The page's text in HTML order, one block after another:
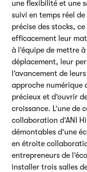
une flexibilité et une
suivi en temps réel
précise des stocks,
efficacement leur
à l’équipe de mettre
déplacement, leur
l’avancement de
approche numérique
précieux et d’ouvrir
croissance. L’une de
collaboration d’ANI
démontables d’une
en étroite
entrepreneurs de
installer trois salles